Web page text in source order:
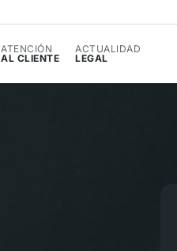
ATENCIÓN
AL CLIENTE
ACTUALIDAD
LEGAL